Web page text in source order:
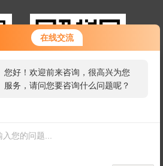
在线交流
您好！欢迎前来咨询，很高兴为您
服务，请问您要咨询什么问题呢？